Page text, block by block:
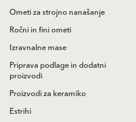
Ometi za strojno nanašanje
Ročni in fini ometi
Izravnalne mase
Priprava podlage in dodatni
proizvodi
Proizvodi za keramiko
Estrihi